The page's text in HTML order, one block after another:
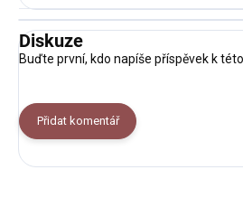
Diskuze
Buďte první, kdo napíše příspěvek k
Přidat komentář